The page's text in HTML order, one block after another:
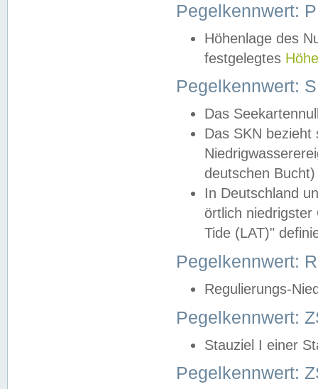
Pegelkennwert:
Höhenlage des
festgelegtes
Pegelkennwert:
Das
Das SKN
deutschen
In Deutschland
örtlich
Tide (LAT)"
Pegelkennwert:
Regulierungs-
Pegelkennwert:
Stauziel I einer
Pegelkennwert: